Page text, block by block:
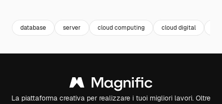
database server cloud computing cloud digital
La piattaforma creativa per realizzare i tuoi migliori lavori. Oltre